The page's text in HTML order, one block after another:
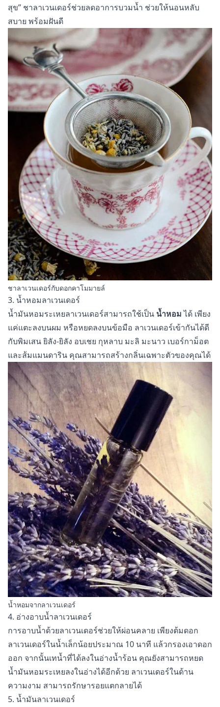
สุข” ชาลาเวนเดอร์ช่วยลดอาการบวมน้ำ ช่วยให้นอนหลับ
สบาย พร้อมฝันดี
ชาลาเวนเดอร์กับดอกคาโมมายล์
3. น้ำหอมลาเวนเดอร์
น้ำมันหอมระเหยลาเวนเดอร์สามารถใช้เป็น น้ำหอมได้ เพียง
แค่แตะลงบนผม หรือหยดลงบนข้อมือ ลาเวนเดอร์เข้ากันได้ดี
กับพิมเสน ยิลัง-ยิลัง อบเชย กุหลาบ มะลิ มะนาว เบอร์กาม็อต
และส้มแมนดาริน คุณสามารถสร้างกลิ่นเฉพาะตัวของคุณได้
น้ำหอมจากลาเวนเดอร์
4. อ่างอาบน้ำลาเวนเดอร์
การอาบน้ำด้วยลาเวนเดอร์ช่วยให้ผ่อนคลาย เพียงต้มดอก
ลาเวนเดอร์ในน้ำเล็กน้อยประมาณ 10 นาที แล้วกรองเอาดอก
ออก จากนั้นเทน้ำที่ได้ลงในอ่างน้ำร้อน คุณยังสามารถหยด
น้ำมันหอมระเหยลงในอ่างได้อีกด้วย ลาเวนเดอร์ในด้าน
ความงาม สามารถรักษารอยแตกลายได้
5. น้ำมันลาเวนเดอร์